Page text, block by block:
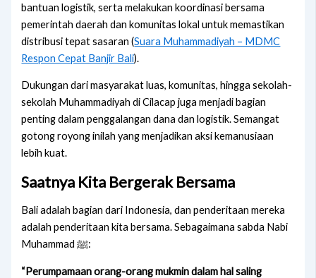
bantuan logistik, serta melakukan koordinasi bersama
pemerintah daerah dan komunitas lokal untuk memastikan
distribusi tepat sasaran (Suara Muhammadiyah – MDMC
Respon Cepat Banjir Bali).
Dukungan dari masyarakat luas, komunitas, hingga sekolah-
sekolah Muhammadiyah di Cilacap juga menjadi bagian
penting dalam penggalangan dana dan logistik. Semangat
gotong royong inilah yang menjadikan aksi kemanusiaan
lebih kuat.
Saatnya Kita Bergerak Bersama
Bali adalah bagian dari Indonesia, dan penderitaan mereka
adalah penderitaan kita bersama. Sebagaimana sabda Nabi
Muhammad ﷺ:
“Perumpamaan orang-orang mukmin dalam hal saling